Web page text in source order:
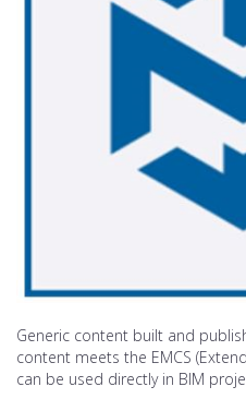
Generic content built and
content meets the EMCS
can be used directly in BIM